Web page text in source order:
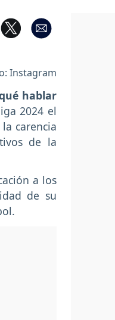
Instagram
hablar
2024 el
carencia
de la
a los
de su